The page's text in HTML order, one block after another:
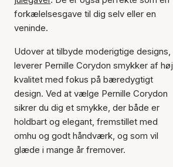
forkælelsesgave til dig selv eller en
veninde.
Udover at tilbyde moderigtige designs,
leverer Pernille Corydon smykker af høj
kvalitet med fokus på bæredygtigt
design. Ved at vælge Pernille Corydon
sikrer du dig et smykke, der både er
holdbart og elegant, fremstillet med
omhu og godt håndværk, og som vil
glæde i mange år fremover.